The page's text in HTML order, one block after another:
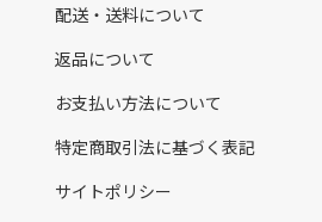
配送・送料について
返品について
お支払い方法について
特定商取引法に基づく表記
サイトポリシー